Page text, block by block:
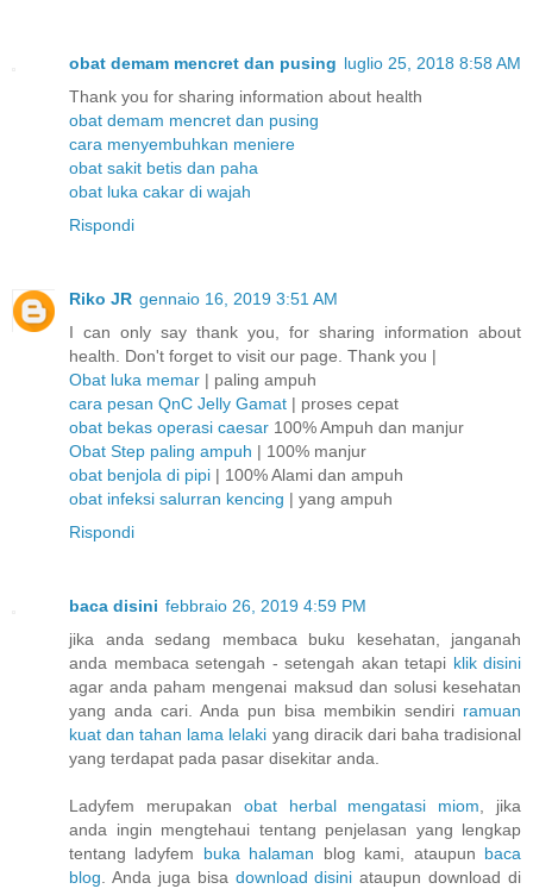
obat demam mencret dan pusing luglio 25, 2018 8:58 AM
Thank you for sharing information about health
obat demam mencret dan pusing
cara menyembuhkan meniere
obat sakit betis dan paha
obat luka cakar di wajah
Rispondi
Riko JR gennaio 16, 2019 3:51 AM
I can only say thank you, for sharing information about
health. Don't forget to visit our page. Thank you |
Obat luka memar | paling ampuh
cara pesan QnC Jelly Gamat | proses cepat
obat bekas operasi caesar 100% Ampuh dan manjur
Obat Step paling ampuh | 100% manjur
obat benjola di pipi | 100% Alami dan ampuh
obat infeksi salurran kencing | yang ampuh
Rispondi
baca disini febbraio 26, 2019 4:59 PM
jika anda sedang membaca buku kesehatan, janganah
anda membaca setengah - setengah akan tetapi klik disini
agar anda paham mengenai maksud dan solusi kesehatan
yang anda cari. Anda pun bisa membikin sendiri ramuan
kuat dan tahan lama lelaki yang diracik dari baha tradisional
yang terdapat pada pasar disekitar anda.
Ladyfem merupakan obat herbal mengatasi miom , jika
anda ingin mengtehaui tentang penjelasan yang lengkap
tentang ladyfem buka halaman blog kami, ataupun baca
blog . Anda juga bisa download disini ataupun download di